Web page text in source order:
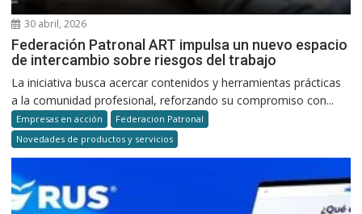
30 abril, 2026
Federación Patronal ART impulsa un nuevo espacio
de intercambio sobre riesgos del trabajo
La iniciativa busca acercar contenidos y herramientas prácticas
a la comunidad profesional, reforzando su compromiso con...
Empresas en acción
Federacion Patronal
Novedades de productos y servicios